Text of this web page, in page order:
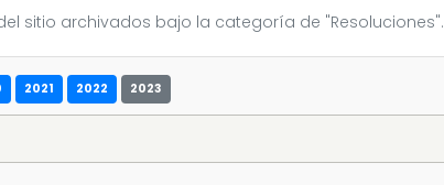
sitio archivados bajo la categoría de "Resoluciones".
2021 2022 2023